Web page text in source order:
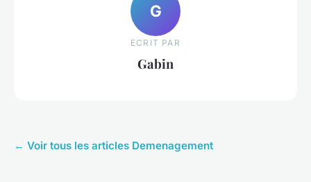
G
ECRIT PAR
Gabin
← Voir tous les articles Demenagement